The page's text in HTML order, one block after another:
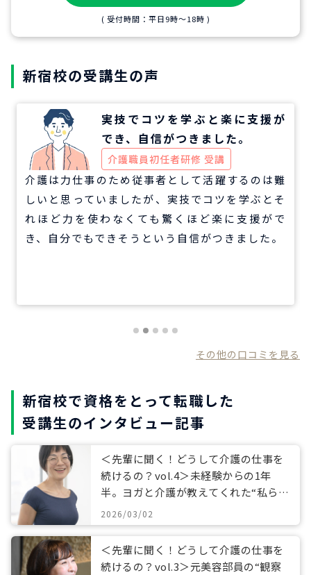
( 受付時間：平日9時〜18時 )
新宿校の受講生の声
実技でコツを学ぶと楽に支援が
でき、自信がつきました。
介護職員初任者研修 受講
介護は力仕事のため従事者として活躍するのは難
しいと思っていましたが、実技でコツを学ぶとそ
れほど力を使わなくても驚くほど楽に支援がで
き、自分でもできそうという自信がつきました。
その他の口コミを見る
新宿校で資格をとって転職した
受講生のインタビュー記事
＜先輩に聞く！どうして介護の仕事を
続けるの？vol.4＞未経験からの1年
半。ヨガと介護が教えてくれた“私らし
い働き方”
2026/03/02
＜先輩に聞く！どうして介護の仕事を
続けるの？vol.3＞元美容部員の“観察